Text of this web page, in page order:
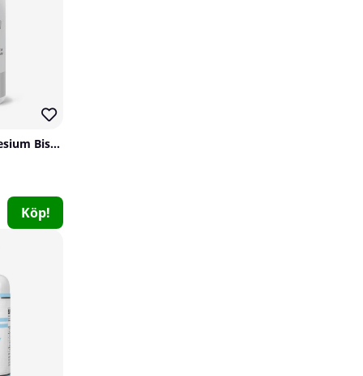
SOLID Nutrition Magnesium Bisglycinate, 90 caps
Köp!